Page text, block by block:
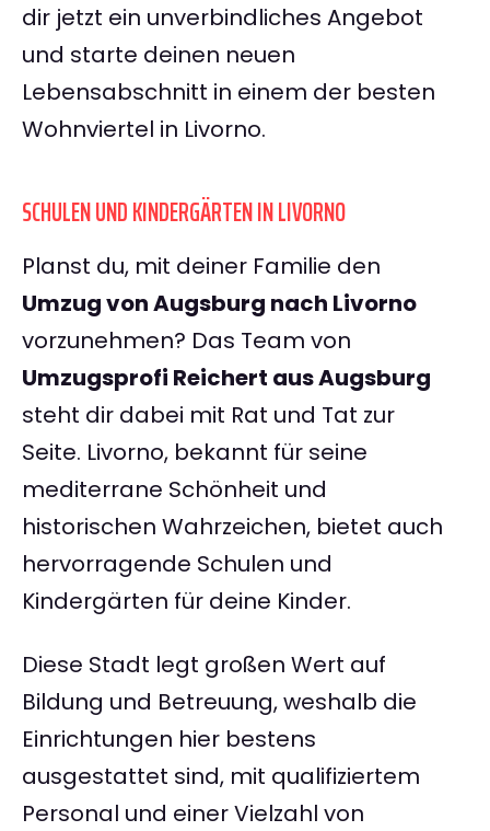
dir jetzt ein unverbindliches Angebot
und starte deinen neuen
Lebensabschnitt in einem der besten
Wohnviertel in Livorno.
SCHULEN UND KINDERGÄRTEN IN LIVORNO
Planst du, mit deiner Familie den
Umzug von Augsburg nach Livorno
vorzunehmen? Das Team von
Umzugsprofi Reichert aus Augsburg
steht dir dabei mit Rat und Tat zur
Seite. Livorno, bekannt für seine
mediterrane Schönheit und
historischen Wahrzeichen, bietet auch
hervorragende Schulen und
Kindergärten für deine Kinder.
Diese Stadt legt großen Wert auf
Bildung und Betreuung, weshalb die
Einrichtungen hier bestens
ausgestattet sind, mit qualifiziertem
Personal und einer Vielzahl von